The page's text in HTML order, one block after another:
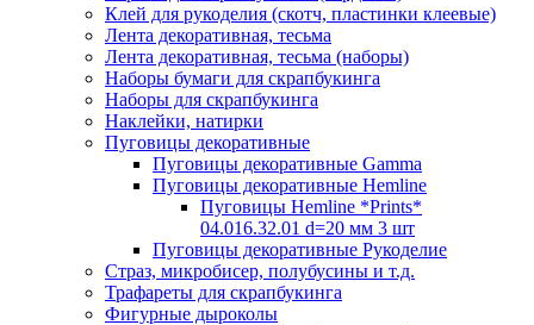
Клей для рукоделия (скотч, пластинки клеевые)
Лента декоративная, тесьма
Лента декоративная, тесьма (наборы)
Наборы бумаги для скрапбукинга
Наборы для скрапбукинга
Наклейки, натирки
Пуговицы декоративные
Пуговицы декоративные Gamma
Пуговицы декоративные Hemline
Пуговицы Hemline *Prints*
04.016.32.01 d=20 мм 3 шт
Пуговицы декоративные Рукоделие
Страз, микробисер, полубусины и т.д.
Трафареты для скрапбукинга
Фигурные дыроколы